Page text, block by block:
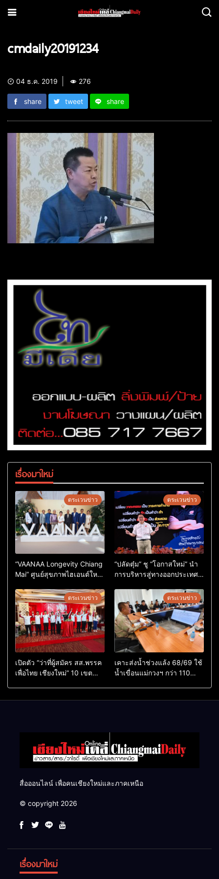
cmdaily20191234
04 ธ.ค. 2019 276
share tweet share
เรื่องมาใหม่
ตระเวนข่าว
“VAANAA Longevity Chiang
Mai” ศูนย์สุขภาพไฮเอนต์ใหญ่
ตระเวนข่าว
“ปลัดตุ๋ม” ชู “โอกาสใหม่” นำ
การบริหารสู่ทางออกประเทศ
ตระเวนข่าว
เปิดตัว “ว่าที่ผู้สมัคร สส.พรรค
เพื่อไทย เชียงใหม่” 10 เขต
ตระเวนข่าว
เคาะส่งน้ำช่วงแล้ง 68/69 ใช้
น้ำเขื่อนแม่กวงฯ กว่า 110
สื่อออนไลน์ เพื่อคนเชียงใหม่และภาคเหนือ
© copyright 2026
เรื่องมาใหม่